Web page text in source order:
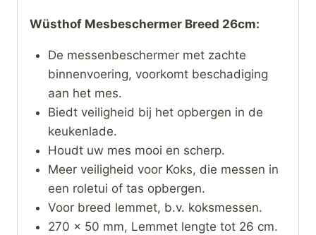
Wüsthof Mesbeschermer Breed 26cm:
De messenbeschermer met zachte
binnenvoering, voorkomt beschadiging
aan het mes.
Biedt veiligheid bij het opbergen in de
keukenlade.
Houdt uw mes mooi en scherp.
Meer veiligheid voor Koks, die messen in
een roletui of tas opbergen.
Voor breed lemmet, b.v. koksmessen.
270 x 50 mm, Lemmet lengte tot 26 cm.